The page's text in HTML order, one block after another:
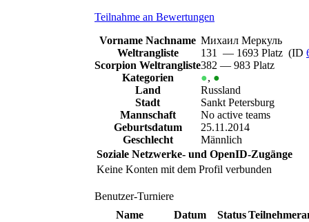
Teilnahme an Bewertungen
Vorname Nachname Михаил Меркуль
Weltrangliste
131 — 1693 Platz (ID
Scorpion Weltrangliste382 — 983 Platz
Kategorien
●, ●
Land
Russland
Stadt
Sankt Petersburg
Mannschaft
No active teams
Geburtsdatum
25.11.2014
Geschlecht
Männlich
Soziale Netzwerke- und OpenID-Zugänge
Keine Konten mit dem Profil verbunden
Benutzer-Turniere
Name
Datum Status